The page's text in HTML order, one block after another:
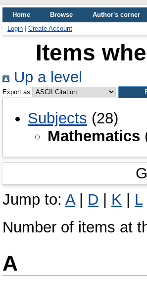
Home Browse Author's corner
Login
Create Account
Items
Up a level
Export as
Subjects (28)
Mathematics
Jump to: A| D | K | L
Number of items at
A